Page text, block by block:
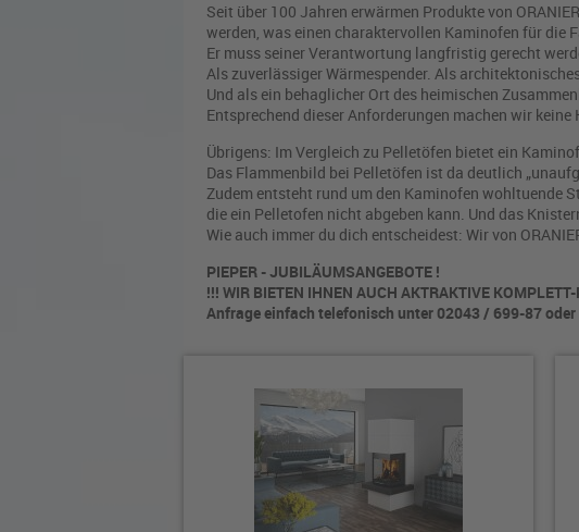
Seit über 100 Jahren erwärmen Produkte von
werden, was einen charaktervollen Kaminofen für die
Er muss seiner Verantwortung langfristig gerecht
Als zuverlässiger Wärmespender. Als
Und als ein behaglicher Ort des heimischen
Entsprechend dieser Anforderungen machen wir
Übrigens: Im Vergleich zu Pelletöfen bietet ein
Das Flammenbild bei Pelletöfen ist da deutlich
Zudem entsteht rund um den Kaminofen wohltuende
die ein Pelletofen nicht abgeben kann. Und das
Wie auch immer du dich entscheidest: Wir von
PIEPER - JUBILÄUMSANGEBOTE !
!!! WIR BIETEN IHNEN AUCH AKTRAKTIVE
Anfrage einfach telefonisch unter 02043 / 699-87